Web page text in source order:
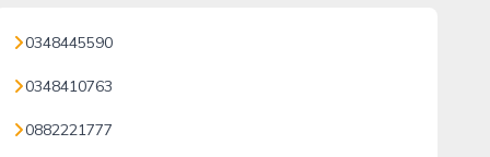
0348445590
0348410763
0882221777